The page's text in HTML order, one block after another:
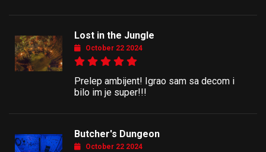
Lost in the Jungle
October 22 2024
Prelep ambijent! Igrao sam sa decom i
bilo im je super!!!
Butcher's Dungeon
October 22 2024